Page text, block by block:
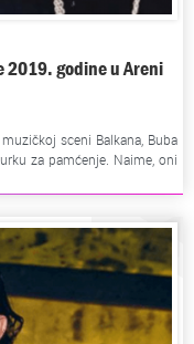
2019. godine u Areni
sceni Balkana, Buba
za pamćenje. Naime, oni